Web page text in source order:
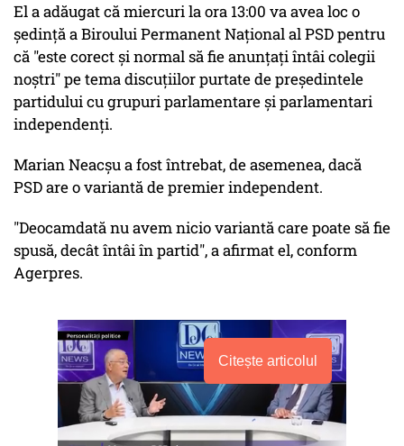
El a adăugat că miercuri la ora 13:00 va avea loc o
şedinţă a Biroului Permanent Naţional al PSD pentru
că "este corect şi normal să fie anunţaţi întâi colegii
noştri" pe tema discuţiilor purtate de preşedintele
partidului cu grupuri parlamentare şi parlamentari
independenţi.
Marian Neacşu a fost întrebat, de asemenea, dacă
PSD are o variantă de premier independent.
"Deocamdată nu avem nicio variantă care poate să fie
spusă, decât întâi în partid", a afirmat el, conform
Agerpres.
Citește articolul